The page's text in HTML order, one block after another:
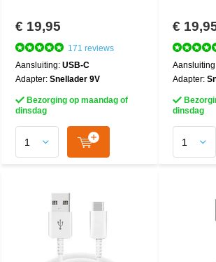
€ 19,95
171 reviews
Aansluiting: USB-C
Adapter: Snellader 9V
Bezorging op maandag of
dinsdag
€
Adapter:
dinsdag